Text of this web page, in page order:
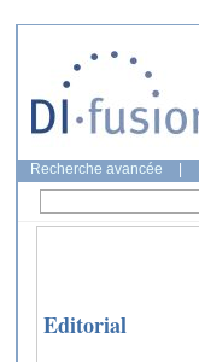
Recherche avancée
Editorial